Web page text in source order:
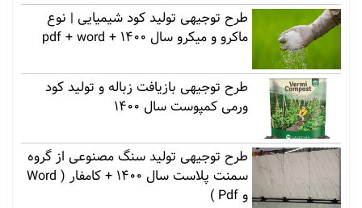
طرح توجیهی تولید کود شیمیایی | نوع
ماکرو و میکرو سال 1400 + pdf + word
طرح توجیهی بازیافت زباله و تولید کود
ورمی کمپوست سال 1400
طرح توجیهی تولید سنگ مصنوعی از گروه
سمنت پلاست سال 1400 + کامفار ( Word
و Pdf )